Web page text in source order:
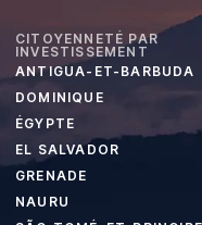
CITOYENNETÉ PAR
INVESTISSEMENT
ANTIGUA-ET-BARBUDA
DOMINIQUE
ÉGYPTE
EL SALVADOR
GRENADE
NAURU